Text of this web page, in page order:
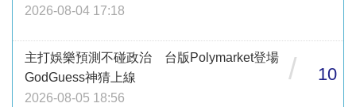
2026-08-04 17:18
主打娛樂預測不碰政治 台版Polymarket登場
GodGuess神猜上線
2026-08-05 18:56
/ 10